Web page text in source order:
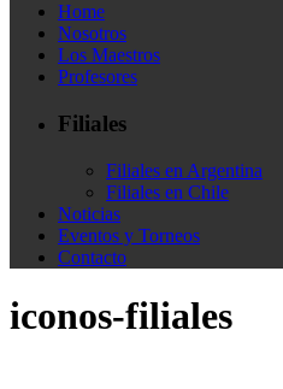
Home
Nosotros
Los Maestros
Profesores
Filiales
Filiales en Argentina
Filiales en Chile
Noticias
Eventos y Torneos
Contacto
iconos-filiales